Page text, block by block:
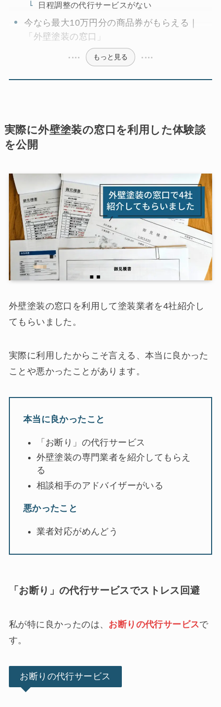
日程調整の代行サービスがない
今なら最大10万円分の商品券がもらえる｜
「外壁塗装の窓口」
もっと見る
実際に外壁塗装の窓口を利用した体験談
を公開
外壁塗装の窓口を利用して塗装業者を4社紹介し
てもらいました。
実際に利用したからこそ言える、本当に良かった
ことや悪かったことがあります。
本当に良かったこと
「お断り」の代行サービス
外壁塗装の専門業者を紹介してもらえ
る
相談相手のアドバイザーがいる
悪かったこと
業者対応がめんどう
「お断り」の代行サービスでストレス回避
私が特に良かったのは、 お断りの代行サービスで
す。
お断りの代行サービス